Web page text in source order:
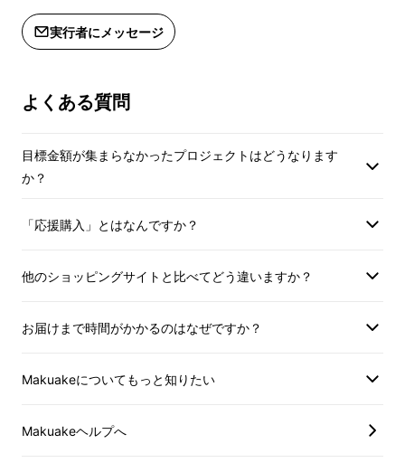
①三方とじ
ないように糸で固定することです。
徴的な
「三方とじ」
実行者にメッセージ
よくある質問
目標金額が集まらなかったプロジェクトはどうなります
か？
「応援購入」とはなんですか？
他のショッピングサイトと比べてどう違いますか？
お届けまで時間がかかるのはなぜですか？
Makuakeについてもっと知りたい
Makuakeヘルプへ